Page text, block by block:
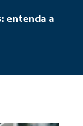
entenda a